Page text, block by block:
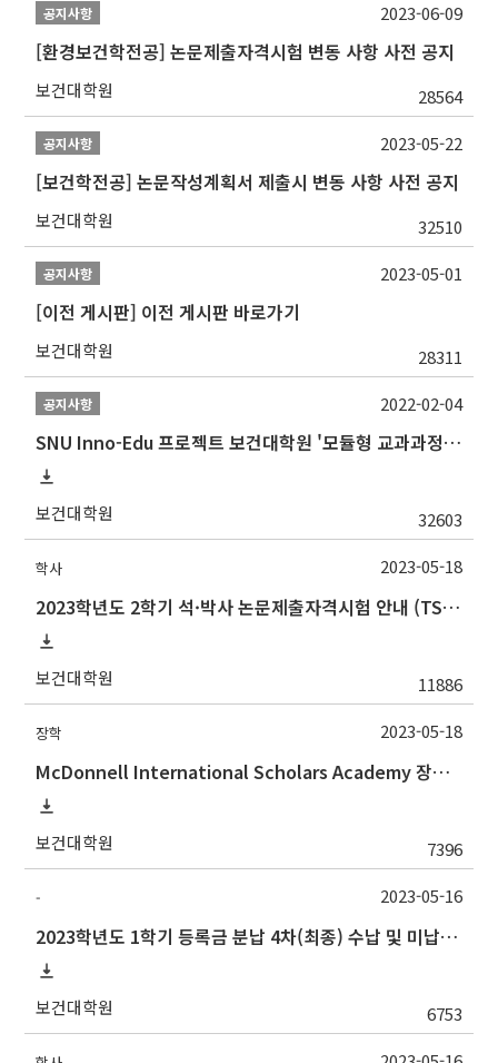
공지사항
[환경보건학전공] 논문제출자격시험 변동 사항 사전 공지
보건대학원 28564
2023-06-09
공지사항
[보건학전공] 논문작성계획서 제출시 변동 사항 사전 공지
보건대학원 32510
2023-05-22
공지사항
[이전 게시판] 이전 게시판 바로가기
보건대학원 28311
2023-05-01
공지사항
SNU Inno-Edu 프로젝트 보건대학원 '모듈형 교과과정' 안내(revised 2022/2/28)
보건대학원 32603
2022-02-04
학사
2023학년도 2학기 석·박사 논문제출자격시험 안내 (TSQ exam: Major and Korean for foreign students)
보건대학원 11886
2023-05-18
장학
McDonnell International Scholars Academy 장학프로그램 설명회
보건대학원 7396
2023-05-18
-
2023학년도 1학기 등록금 분납 4차(최종) 수납 및 미납자 제적 예정 안내
보건대학원 6753
2023-05-16